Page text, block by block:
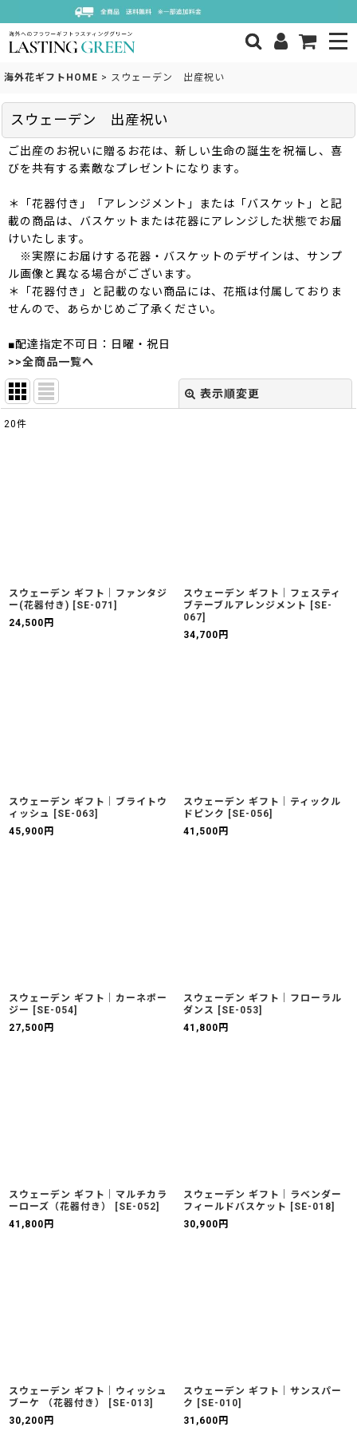
海外花ギフトHOME > スウェーデン 出産祝い
スウェーデン 出産祝い
ご出産のお祝いに贈るお花は、新しい生命の誕生を祝福し、喜
びを共有する素敵なプレゼントになります。
＊「花器付き」「アレンジメント」または「バスケット」と記
載の商品は、バスケットまたは花器にアレンジした状態でお届
けいたします。
※実際にお届けする花器・バスケットのデザインは、サンプ
ル画像と異なる場合がございます。
＊「花器付き」と記載のない商品には、花瓶は付属しておりま
せんので、あらかじめご了承ください。
■配達指定不可日：日曜・祝日
>>全商品一覧へ
表示順変更
20件
スウェーデン ギフト｜ファンタジ
ー(花器付き) [SE-071 ]
24,500 円
スウェーデン ギフト｜フェスティ
ブテーブルアレンジメント
[SE-
067]
34,700 円
スウェーデン ギフト｜ブライトウ
ィッシュ
[SE-063]
45,900 円
スウェーデン ギフト｜ティックル
ドピンク
[SE-056]
41,500 円
スウェーデン ギフト｜カーネポー
ジー
[SE-054]
27,500 円
スウェーデン ギフト｜フローラル
ダンス
[SE-053]
41,800 円
スウェーデン ギフト｜マルチカラ
ーローズ（花器付き）
[SE-052]
41,800 円
スウェーデン ギフト｜ラベンダー
フィールドバスケット
[SE-018]
30,900 円
スウェーデン ギフト｜ウィッシュ
ブーケ （花器付き）
[SE-013]
30,200 円
スウェーデン ギフト｜サンスパー
ク
[SE-010]
31,600 円